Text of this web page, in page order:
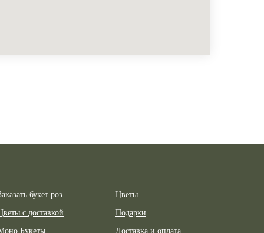
букет роз
с доставкой
Букеты
Цветы
Подарки
Доставка и оплата